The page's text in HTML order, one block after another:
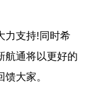
力支持!同时希
航通将以更好的
大家。